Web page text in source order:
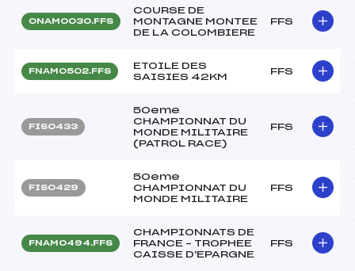
ONAM0030.FFS
COURSE DE
MONTAGNE MONTEE
DE LA COLOMBIERE
FFS
FNAM0502.FFS
ETOILE DES
SAISIES 42KM
FFS
FIS0433
50eme
CHAMPIONNAT DU
MONDE MILITAIRE
(PATROL RACE)
FFS
FIS0429
50eme
CHAMPIONNAT DU
MONDE MILITAIRE
FFS
FNAM0494.FFS
CHAMPIONNATS DE
FRANCE – TROPHEE
CAISSE D'EPARGNE
FFS